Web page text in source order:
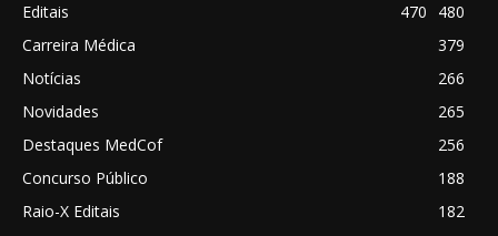
480
Editais
470
Carreira Médica
379
Notícias
266
Novidades
265
Destaques MedCof
256
Concurso Público
188
Raio-X Editais
182